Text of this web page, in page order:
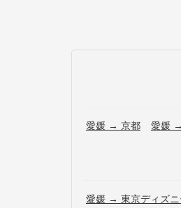
愛媛 → 京都 愛媛
愛媛 → 東京ディズ